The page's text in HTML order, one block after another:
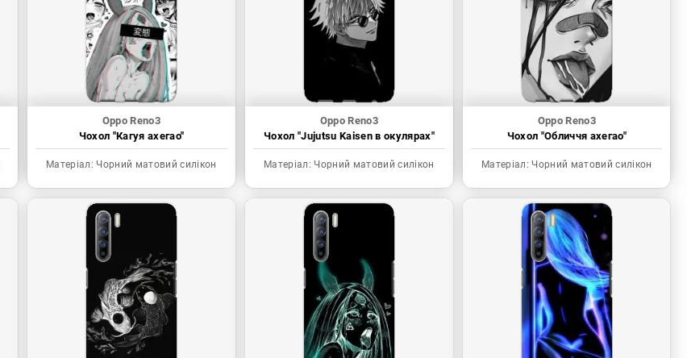
Oppo Reno3
Чохол "Кагуя ахегао"
Матеріал: Чорний матовий силікон
Oppo Reno3
Чохол "Jujutsu Kaisen в окулярах"
Матеріал: Чорний матовий силікон
Oppo Reno3
Чохол "Обличчя ахегао"
Матеріал: Чорний матовий силікон